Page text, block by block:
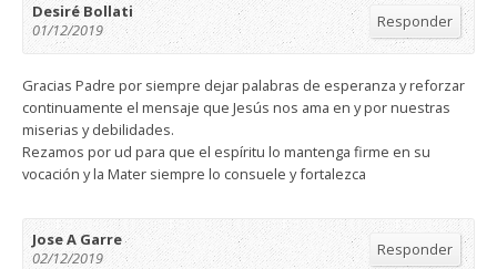
Responder
Desiré Bollati
01/12/2019
Gracias Padre por siempre dejar palabras de esperanza y reforzar
continuamente el mensaje que Jesús nos ama en y por nuestras
miserias y debilidades.
Rezamos por ud para que el espíritu lo mantenga firme en su
vocación y la Mater siempre lo consuele y fortalezca
Responder
Jose A Garre
02/12/2019